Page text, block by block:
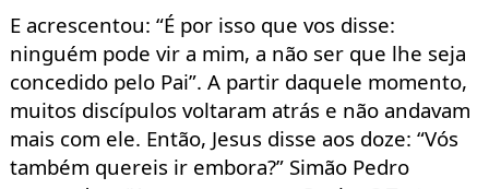
E acrescentou: “É por isso que vos disse:
ninguém pode vir a mim, a nãoser que lhe seja
concedido pelo Pai”. A partir daquele momento,
muitos discípulos voltaram atrás e não andavam
mais com ele. Então, Jesus disse aos doze: “Vós
também quereis ir embora?” Simão Pedro